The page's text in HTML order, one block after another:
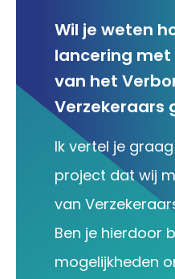
Wil je weten
lancering
van het
Verzekeraars
Ik vertel je
project dat wij
van
Ben je hierdoor
mogelijkheden